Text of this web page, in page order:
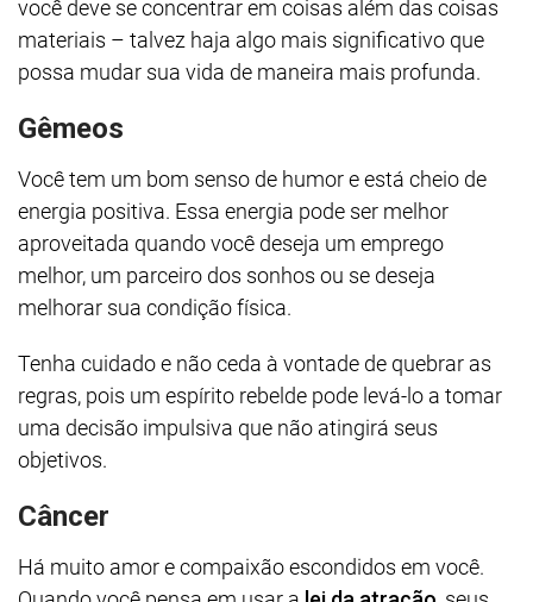
você deve se concentrar em coisas além das coisas
materiais – talvez haja algo mais significativo que
possa mudar sua vida de maneira mais profunda.
Gêmeos
Você tem um bom senso de humor e está cheio de
energia positiva. Essa energia pode ser melhor
aproveitada quando você deseja um emprego
melhor, um parceiro dos sonhos ou se deseja
melhorar sua condição física.
Tenha cuidado e não ceda à vontade de quebrar as
regras, pois um espírito rebelde pode levá-lo a tomar
uma decisão impulsiva que não atingirá seus
objetivos.
Câncer
Há muito amor e compaixão escondidos em você.